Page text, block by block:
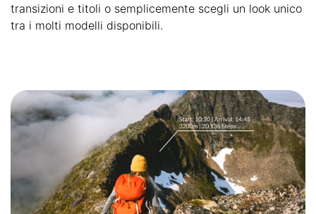
transizioni e titoli o semplicemente scegli un look unico
tra i molti modelli disponibili.